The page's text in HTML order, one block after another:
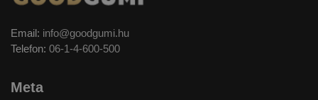
Email: info@goodgumi.hu
Telefon: 06-1-4-600-500
Meta